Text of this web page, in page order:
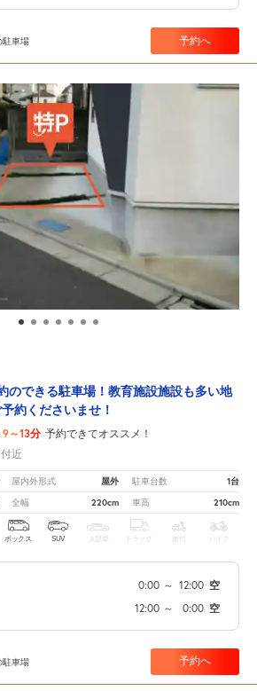
駐車場 予約へ
のできる駐車場！教育施設施設も多い地
約くださいませ！
9～13分 予約できてオススメ！
近
屋内外形式 屋外 駐車台数 1台
全幅 220cm 車高 210cm
ボックス SUV 大型車 トラック 原付 バイク
0:00 ～ 12:00 空
12:00 ～ 0:00 空
駐車場 予約へ